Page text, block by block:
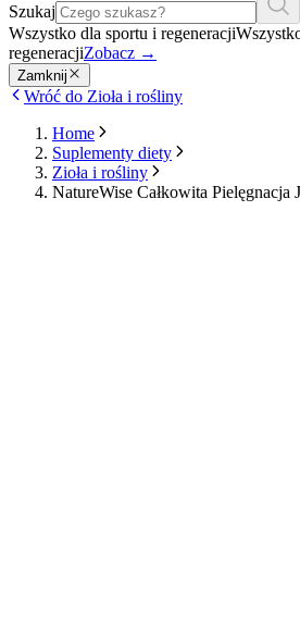
Szukaj
Wszystko dla sportu i regeneracji
regeneracjiZobacz →
Zamknij
Wróć do Zioła i rośliny
Home
Suplementy diety
Zioła i rośliny
NatureWise Całkowita Pielęgnacja